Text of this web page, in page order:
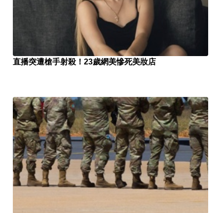
直播突遭槍手射殺！23歲網美慘死美妝店